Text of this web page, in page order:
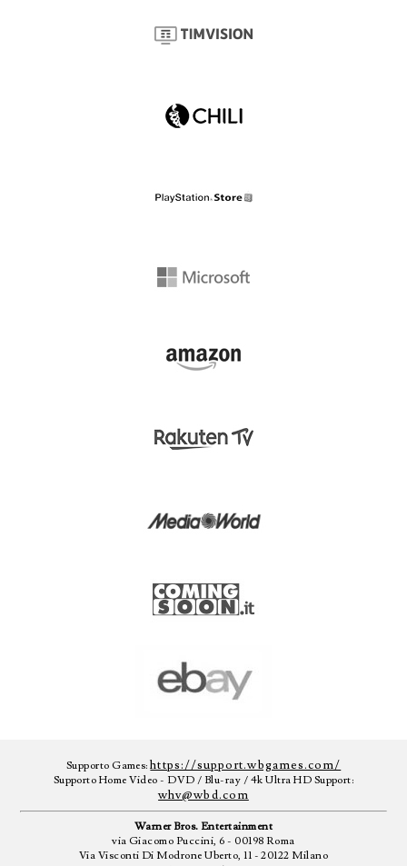
Supporto Games:https://support.wbgames.com/
Supporto Home Video - DVD / Blu-ray / 4k Ultra HD Support:
whv@wbd.com
Warner Bros. Entertainment
via Giacomo Puccini, 6 - 00198 Roma
Via Visconti Di Modrone Uberto, 11 - 20122 Milano